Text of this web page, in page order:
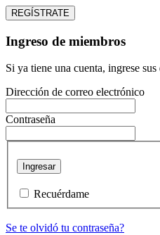
REGÍSTRATE
Ingreso de miembros
Si ya tiene una cuenta, ingrese
Dirección de correo electrónico
Contraseña
Ingresar
Recuérdame
Se te olvidó tu contraseña?